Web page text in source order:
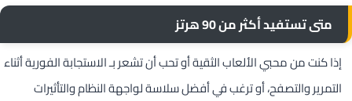
متى تستفيد أكثر من 90 هرتز
إذا كنت من محبي الألعاب الثقية أو تحب أن تشعر بـ الاستجابة الفورية أثناء
التمرير والتصفح، أو ترغب في أفضل سلاسة لواجهة النظام والتأثيرات